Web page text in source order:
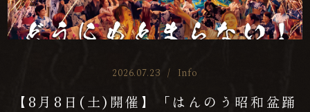
2026.07.23 / Info
【8月8日(土)開催】「はんのう昭和盆踊